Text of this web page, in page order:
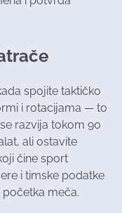
spojite taktičko
i rotacijama — to
razvija tokom 90
ali ostavite
čine sport
i timske podatke
početka meča.